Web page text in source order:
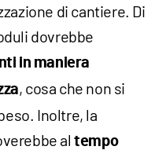
di cantiere. Di
dovrebbe
in maniera
, cosa che non si
Inoltre, la
altempo